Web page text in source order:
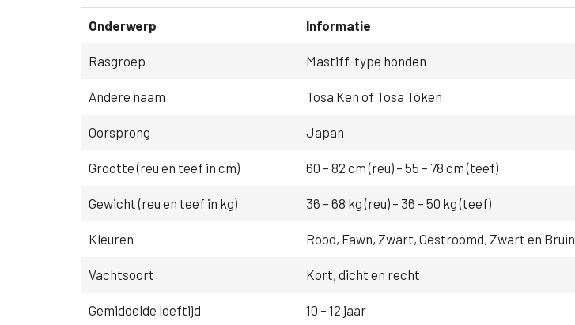
Onderwerp Informatie
Rasgroep Mastiff-type honden
Andere naam Tosa Ken of Tosa Tōken
Oorsprong Japan
Grootte (reu en teef in cm) 60 – 82 cm (reu) – 55 – 78 cm (teef)
Gewicht (reu en teef in kg) 36 – 68 kg (reu) – 36 – 50 kg (teef)
Kleuren Rood, Fawn, Zwart, Gestroomd, Zwart en Bruin
Vachtsoort Kort, dicht en recht
Gemiddelde leeftijd 10 – 12 jaar